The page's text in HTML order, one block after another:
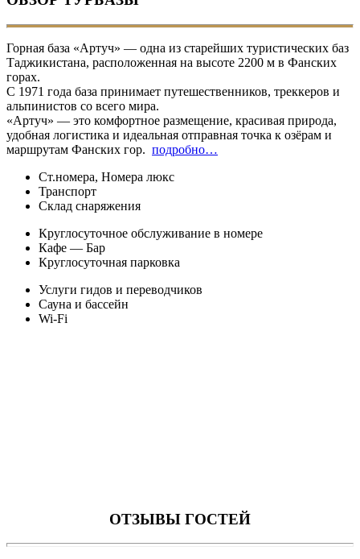
Горная база «Артуч» — одна из старейших туристических баз
Таджикистана, расположенная на высоте 2200 м в Фанских
горах.
С 1971 года база принимает путешественников, треккеров и
альпинистов со всего мира.
«Артуч» — это комфортное размещение, красивая природа,
удобная логистика и идеальная отправная точка к озёрам и
маршрутам Фанских гор. подробно…
Ст.номера, Номера люкс
Транспорт
Склад снаряжения
Круглосуточное обслуживание в номере
Кафе — Бар
Круглосуточная парковка
Услуги гидов и переводчиков
Сауна и бассейн
Wi-Fi
ОТЗЫВЫ ГОСТЕЙ